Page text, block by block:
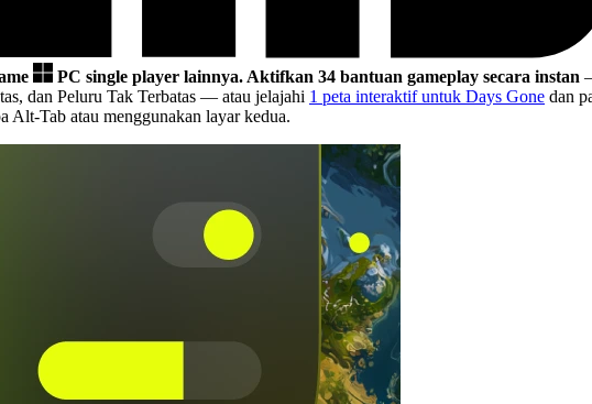
PC single player lainnya. Aktifkan 34 bantuan gameplay secara instan
dan Peluru Tak Terbatas — atau jelajahi 1 peta interaktif untuk Days Gone dan
Alt-Tab atau menggunakan layar kedua.